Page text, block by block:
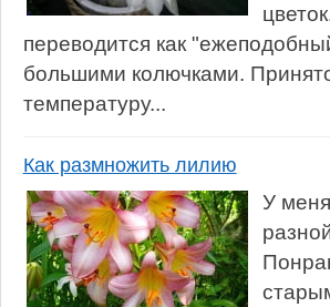
переводится как
большими колючками.
температуру...
Как размножить лилию
У